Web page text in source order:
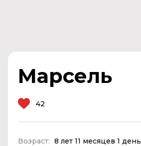
Марсель
42
Возраст: 8 лет 11 месяцев 1 день